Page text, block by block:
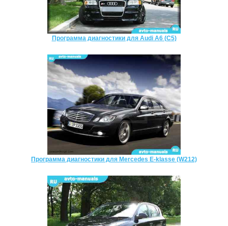
Программа диагностики для Audi A6 (C5)
Программа диагностики для Mercedes E-klasse (W212)